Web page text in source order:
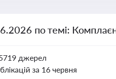
по темі:
джерел
за 16 червня